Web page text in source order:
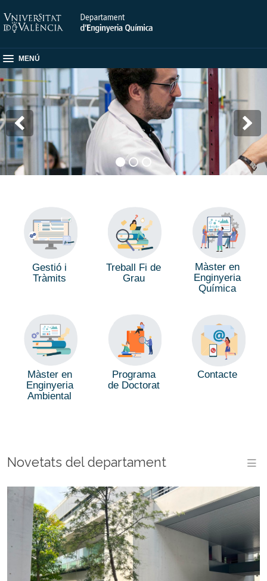
MENÚ
Gestió i
Tràmits
Treball Fi de
Grau
Màster en
Enginyeria
Química
Màster en
Enginyeria
Ambiental
Programa
de Doctorat
Contacte
Novetats del departament